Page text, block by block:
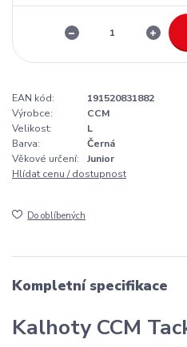
EAN kód:
191520831882
Výrobce:
CCM
Velikost:
L
Barva:
Černá
Věkové určení:
Junior
Hlídat cenu / dostupnost
Do oblíbených
Kompletní specifikace
Kalhoty CCM